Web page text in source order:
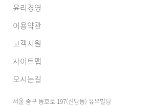
윤리경영
이용약관
고객지원
사이트맵
오시는길
서울 중구 동호로 197(신당동) 유유빌딩